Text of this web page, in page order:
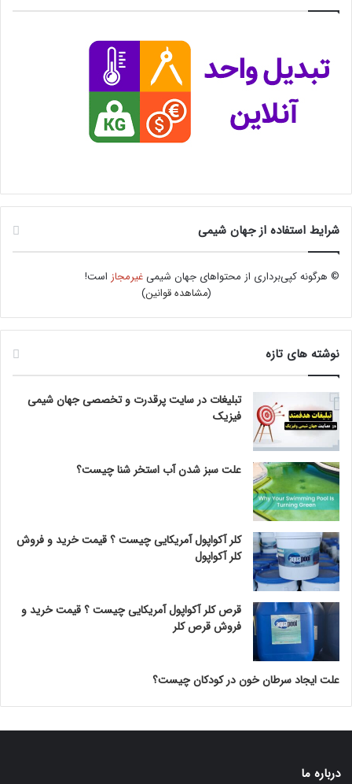
شرایط استفاده از جهان شیمی
© هرگونه کپی‌برداری از محتواهای جهان شیمیغیرمجاز است!
(مشاهده قوانین)
نوشته های تازه
تبلیغات در سایت پرقدرت و تخصصی جهان شیمی
فیزیک
علت سبز شدن آب استخر شنا چیست؟
کلر آکواپول آمریکایی چیست ؟ قیمت خرید و فروش
کلر آکواپول
قرص کلر آکواپول آمریکایی چیست ؟ قیمت خرید و
فروش قرص کلر
علت ایجاد سرطان خون در کودکان چیست؟
درباره ما